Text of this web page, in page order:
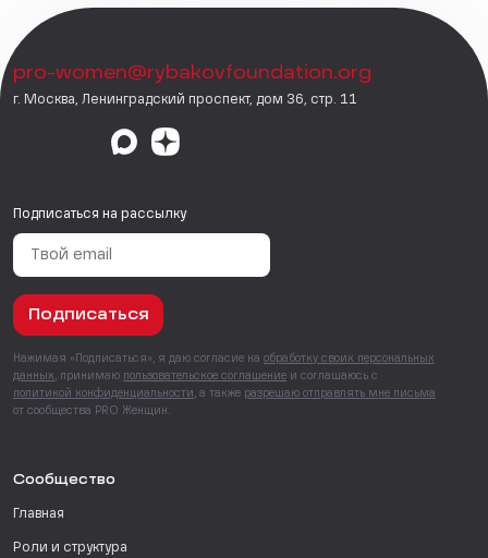
pro-women@rybakovfoundation.org
г. Москва, Ленинградский проспект, дом 36, стр. 11
Подписаться на рассылку
Подписаться
Нажимая «Подписаться», я даю согласие на обработку своих персональных
данных , принимаю пользовательское соглашение и соглашаюсь с
политикой конфиденциальности , а также разрешаю отправлять мне письма
от сообщества PRO Женщин.
Сообщество
Главная
Роли и структура